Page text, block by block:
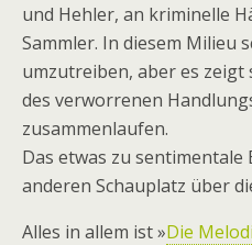
und Hehler, an kriminelle
Sammler. In diesem Milieu
umzutreiben, aber es zeigt
des verworrenen
zusammenlaufen.
Das etwas zu sentimentale
anderen Schauplatz über
Alles in allem ist »Die